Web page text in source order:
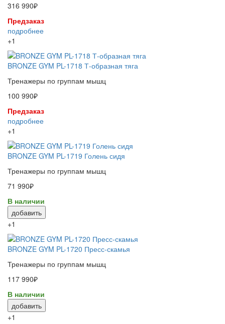
316 990₽
Предзаказ
подробнее
+1
BRONZE GYM PL-1718 Т-образная тяга
Тренажеры по группам мышц
100 990₽
Предзаказ
подробнее
+1
BRONZE GYM PL-1719 Голень сидя
Тренажеры по группам мышц
71 990₽
В наличии
добавить
+1
BRONZE GYM PL-1720 Пресс-скамья
Тренажеры по группам мышц
117 990₽
В наличии
добавить
+1